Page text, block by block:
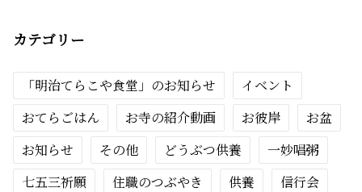
カテゴリー
「明治てらこや食堂」のお知らせ
イベント
おてらごはん
お寺の紹介動画 お彼岸
お盆
お知らせ
その他 どうぶつ供養
一妙唱粥
七五三祈願
住職のつぶやき 供養
信行会